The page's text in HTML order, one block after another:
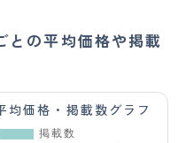
との平均価格や掲載
均価格・掲載数グラフ